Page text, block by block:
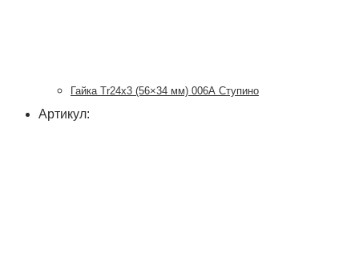
Гайка Tr24x3 (56×34 мм) 006А Ступино
Артикул: